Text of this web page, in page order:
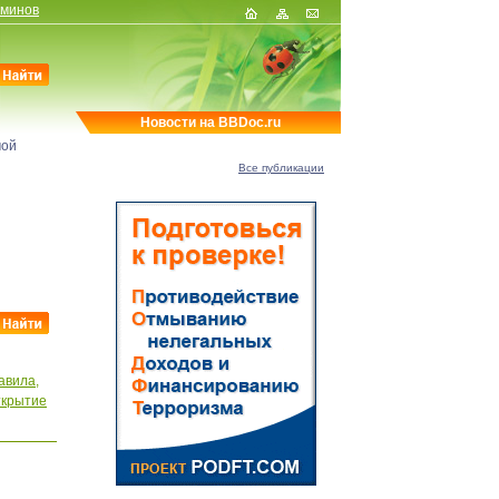
Новости на BBDoc.ru
Все публикации